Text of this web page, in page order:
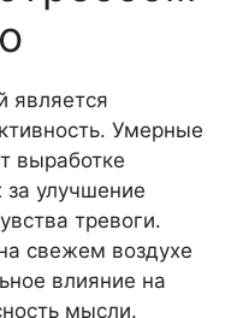
является
Умерные
выработке
улучшение
тревоги.
свежем воздухе
влияние на
мысли.